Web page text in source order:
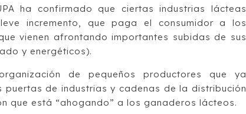
ha confirmado que ciertas industrias lácteas
incremento, que paga el consumidor a los
vienen afrontando importantes subidas de sus
y energéticos).
de pequeños productores que ya
de industrias y cadenas de la distribución
que está “ahogando” a los ganaderos lácteos.